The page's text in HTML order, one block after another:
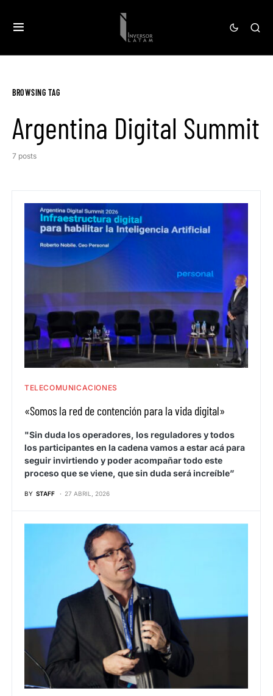
BROWSING TAG
Argentina Digital Summit
7 posts
TELECOMUNICACIONES
«Somos la red de contención para la vida digital»
"Sin duda los operadores, los reguladores y todos
los participantes en la cadena vamos a estar acá para
seguir invirtiendo y poder acompañar todo este
proceso que se viene, que sin duda será increíble”
BY STAFF 27 ABRIL, 2026